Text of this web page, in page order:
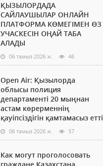
ҚЫЗЫЛОРДАДА
САЙЛАУШЫЛАР ОНЛАЙН
ПЛАТФОРМА КӨМЕГІМЕН ӨЗ
УЧАСКЕСІН ОҢАЙ ТАБА
АЛАДЫ
06 тамыз 2026 ж. 46
Open Air: Қызылорда
облысы полиция
департаменті 20 мыңнан
астам көрерменнің
қауіпсіздігін қамтамасыз етті
06 тамыз 2026 ж. 57
Как могут проголосовать